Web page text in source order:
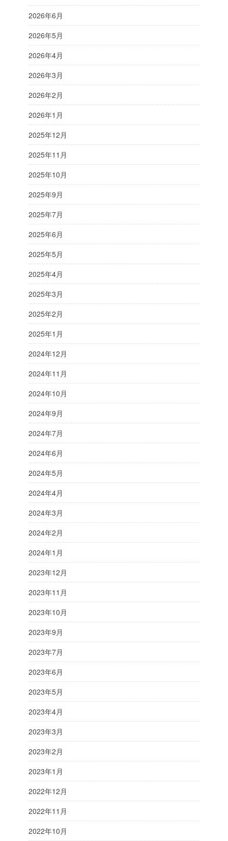
2026年6月
2026年5月
2026年4月
2026年3月
2026年2月
2026年1月
2025年12月
2025年11月
2025年10月
2025年9月
2025年7月
2025年6月
2025年5月
2025年4月
2025年3月
2025年2月
2025年1月
2024年12月
2024年11月
2024年10月
2024年9月
2024年7月
2024年6月
2024年5月
2024年4月
2024年3月
2024年2月
2024年1月
2023年12月
2023年11月
2023年10月
2023年9月
2023年7月
2023年6月
2023年5月
2023年4月
2023年3月
2023年2月
2023年1月
2022年12月
2022年11月
2022年10月